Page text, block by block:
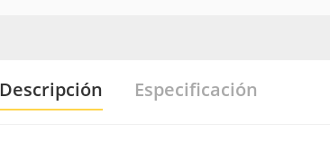
Descripción Especificación